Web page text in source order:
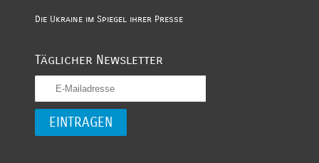
Die Ukraine im Spiegel ihrer Presse
Täglicher Newsletter